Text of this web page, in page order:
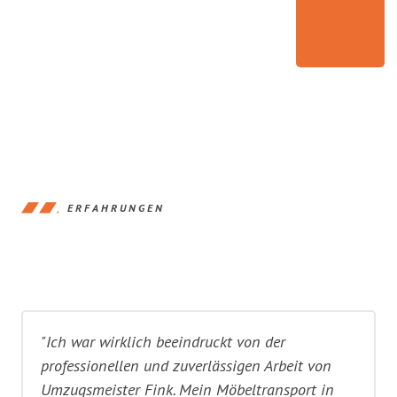
ERFAHRUNGEN
"Ich war wirklich beeindruckt von der
professionellen und zuverlässigen Arbeit von
Umzugsmeister Fink. Mein Möbeltransport in